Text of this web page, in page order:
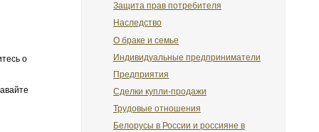
о
Защита прав потребителя
Наследство
О браке и семье
Индивидуальные предприниматели
Предприятия
Сделки купли-продажи
Трудовые отношения
Белорусы в России и россияне в